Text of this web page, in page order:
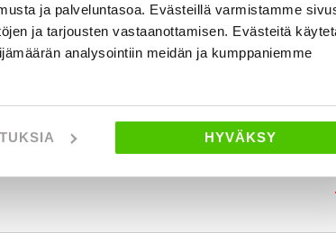
ja palveluntasoa. Evästeillä varmistamme
ja tarjousten vastaanottamisen. Evästeitä
analysointiin meidän ja kumppaniemme
HYVÄKSY